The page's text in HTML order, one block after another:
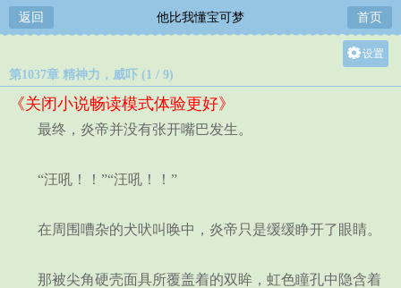
返回 他比我懂宝可梦 首页
设置
第1037章 精神力，威吓 (1 / 9)
《关闭小说畅读模式体验更好》
最终，炎帝并没有张开嘴巴发生。
“汪吼！！”“汪吼！！”
在周围嘈杂的犬吠叫唤中，炎帝只是缓缓睁开了眼睛。
那被尖角硬壳面具所覆盖着的双眸，虹色瞳孔中隐含着